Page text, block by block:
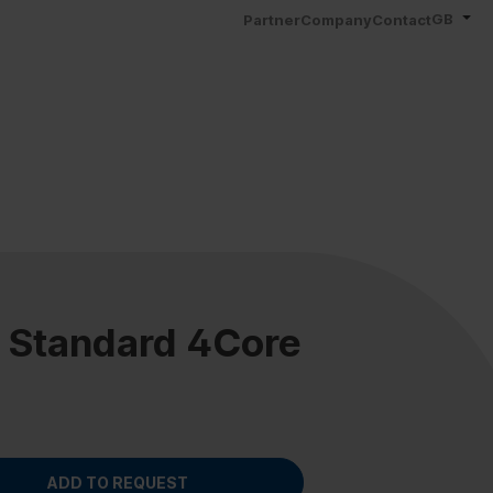
PartnerCompanyContactGB
4Core
ADD TO REQUEST